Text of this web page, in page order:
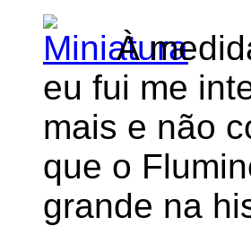
À
eu fui me
mais e não
que o
grande na